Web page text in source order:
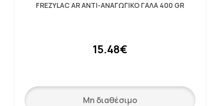
FREZYLAC AR ΑΝΤΙ-ΑΝΑΓΩΓΙΚΟ ΓΑΛΑ 400 GR
15.48€
Μη διαθέσιμο